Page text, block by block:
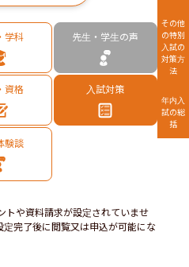
学科 先生・学生の声
資格 入試対策
験談
トや資料請求が設定されていませ
完了後に閲覧又は申込が可能にな
その他
の特別
入試の
対策方
法
年内入
試の総
括